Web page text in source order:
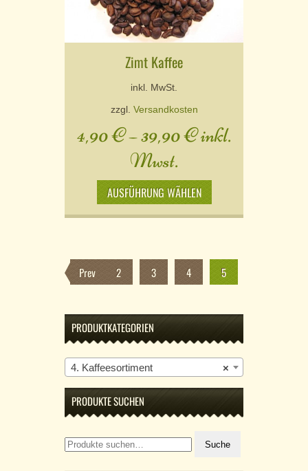
Zimt Kaffee
inkl. MwSt.
zzgl. Versandkosten
4,90€–39,90€inkl.
Mwst.
AUSFÜHRUNG WÄHLEN
Prev
1 2 3 4 5
PRODUKTKATEGORIEN
×
4. Kaffeesortiment
PRODUKTE SUCHEN
Suche
nach:
Suche